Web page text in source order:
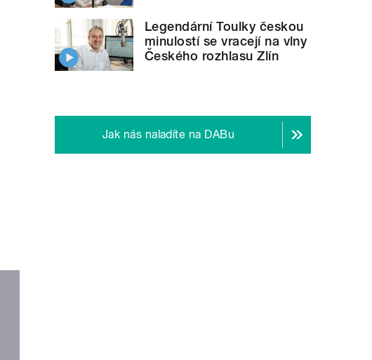
Legendární Toulky českou
minulostí se vracejí na vlny
Českého rozhlasu Zlín
Jak nás naladíte na DABu